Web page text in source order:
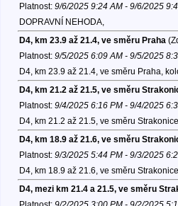
Platnost: 9/6/2025 9:24 AM - 9/6/2025
DOPRAVNÍ NEHODA,
D4, km 23.9 až 21.4, ve směru Praha
Platnost: 9/5/2025 6:09 AM - 9/5/2025
D4, km 23.9 až 21.4, ve směru Praha,
D4, km 21.2 až 21.5, ve směru
Platnost: 9/4/2025 6:16 PM - 9/4/2025
D4, km 21.2 až 21.5, ve směru
D4, km 18.9 až 21.6, ve směru
Platnost: 9/3/2025 5:44 PM - 9/3/2025
D4, km 18.9 až 21.6, ve směru
D4, mezi km 21.4 a 21.5, ve směru